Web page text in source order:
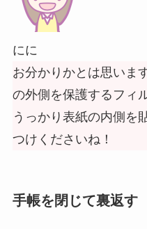
にに
お分かりかとは思いま
の外側を保護するフィ
うっかり表紙の内側を
つけくださいね！
手帳を閉じて裏返す